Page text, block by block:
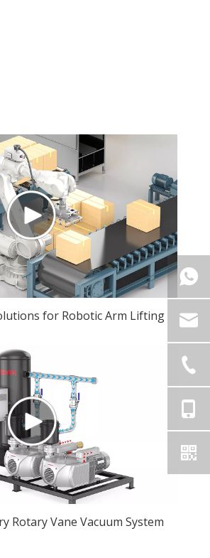
for Robotic Arm Lifting
Rotary Vane Vacuum System